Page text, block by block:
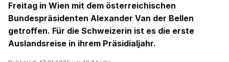
Freitag in Wien mit dem österreichischen
Bundespräsidenten Alexander Van der Bellen
getroffen. Für die Schweizerin ist es die erste
Auslandsreise in ihrem Präsidialjahr.